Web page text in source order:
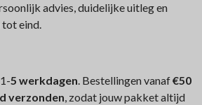
advies, duidelijke uitleg en
tot eind.
5 werkdagen. Bestellingen vanaf€50
verzonden, zodat jouw pakket altijd